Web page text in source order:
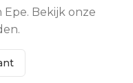
Epe. Bekijk onze